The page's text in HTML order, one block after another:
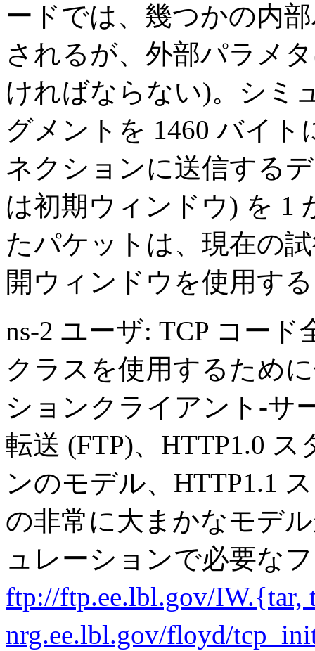
ードでは、幾つかの内
されるが、外部パラメ
ければならない)。シミ
グメントを 1460 バイ
ネクションに送信する
は初期ウィンドウ) を 1
たパケットは、現在の
開ウィンドウを使用す
ns-2 ユーザ: TCP コー
クラスを使用するため
ションクライアント-サ
転送 (FTP)、HTTP1.0
ンのモデル、HTTP1.1
の非常に大まかなモデ
ュレーションで必要な
ftp://ftp.ee.lbl.gov/IW.{tar,
nrg.ee.lbl.gov/floyd/